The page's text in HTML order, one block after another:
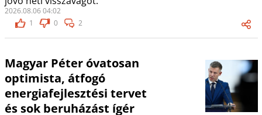
2026.08.06 04:02
1
0 2
Magyar Péter óvatosan
optimista, átfogó
energiafejlesztési tervet
és sok beruházást ígér